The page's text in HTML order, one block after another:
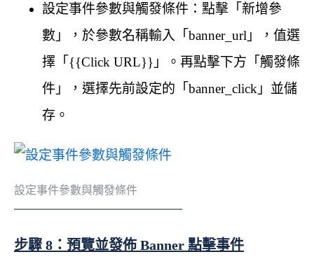
設定事件參數與觸發條件：點擊「新增參
數」，於參數名稱輸入「banner_url」，值選
擇「{{Click URL}}」。再點擊下方「觸發條
件」，選擇先前設定的「banner_click」並儲
存。
設定事件參數與觸發條件
步驟 8：預覽並發佈 Banner 點擊事件